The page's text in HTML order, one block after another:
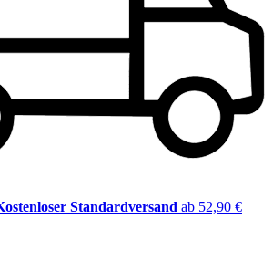
Standardversand ab 52,90 €